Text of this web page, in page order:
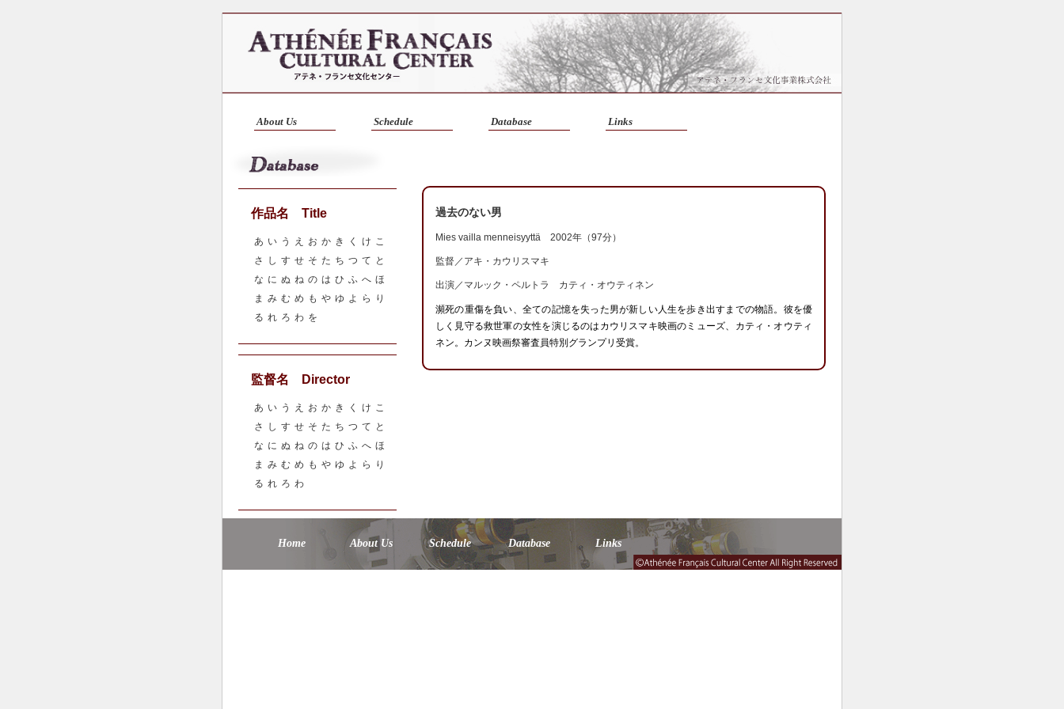
About Us Schedule Database Links
作品名 Title
あ い う え お か き く け
こ
さ
し す せ そ た ち つ て と
な に ぬ ね の は ひ ふ へ ほ
ま み む め も や ゆ よ ら
り
る れ ろ わ を
監督名 Director
あ い う え お か き く け
こ
さ
し す せ そ た ち つ て と
な に ぬ ね の は ひ ふ へ ほ
ま み む め も や ゆ よ ら
り
る れ ろ わ
過去のない男
Mies vailla menneisyyttä 2002年（97分）
監督／ アキ・カウリスマキ
出演／マルック・ペルトラ カティ・オウティネン
瀕死の重傷を負い、全ての記憶を失った男が新しい人生を歩き出すまでの物語。彼を優
しく見守る救世軍の女性を演じるのはカウリスマキ映画のミューズ、カティ・オウティ
ネン。カンヌ映画祭審査員特別グランプリ受賞。
Home About Us Schedule Database Links